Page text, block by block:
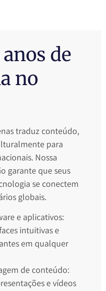
de
no
traduz conteúdo,
para
Nossa
garante que seus
se conectem
globais.
e aplicativos:
intuitivas e
em qualquer
de conteúdo:
e vídeos